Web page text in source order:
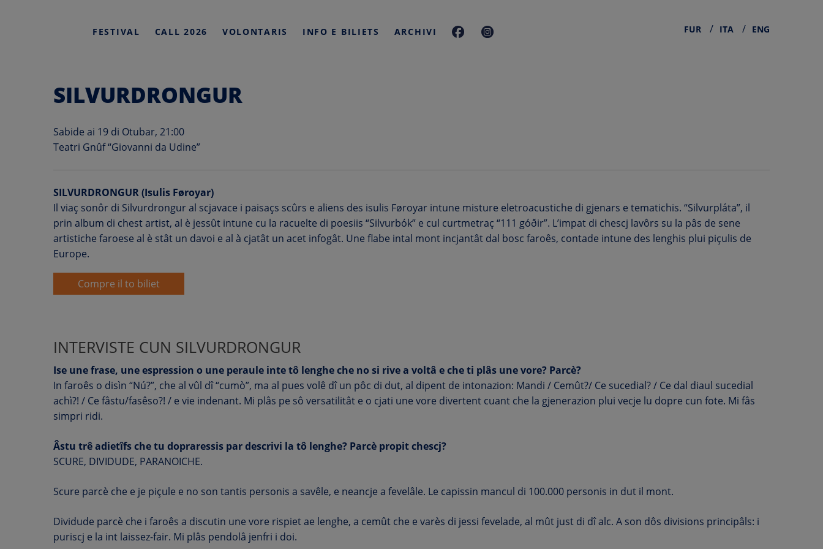
HOME
FESTIVAL CALL 2026 VOLONTARIS INFO E BILIETS ARCHIVI FUR ITA ENG
SILVURDRONGUR
Sabide ai 19 di Otubar, 21:00
Teatri Gnûf “Giovanni da Udine”
SILVURDRONGUR (Isulis Føroyar)
Il viaç sonôr di Silvurdrongur al scjavace i paisaçs scûrs e aliens des isulis Føroyar intune misture eletroacustiche di gjenars e tematichis. “Silvurpláta”, il
prin album di chest artist, al è jessût intune cu la racuelte di poesiis “Silvurbók” e cul curtmetraç “111 góðir”. L’impat di chescj lavôrs su la pâs de sene
artistiche faroese al è stât un davoi e al à cjatât un acet infogât. Une flabe intal mont incjantât dal bosc faroês, contade intune des lenghis plui piçulis de
Europe.
Compre il to biliet
INTERVISTE CUN SILVURDRONGUR
Ise une frase, une espression o une peraule inte tô lenghe che no si rive a voltâ e che ti plâs une vore? Parcè?
In faroês o disìn “Nú?”, che al vûl dî “cumò”, ma al pues volê dî un pôc di dut, al dipent de intonazion: Mandi / Cemût?/ Ce sucedial? / Ce dal diaul sucedial
achì?! / Ce fâstu/fasêso?! / e vie indenant. Mi plâs pe sô versatilitât e o cjati une vore divertent cuant che la gjenerazion plui vecje lu dopre cun fote. Mi fâs
simpri ridi.
Âstu trê adietîfs che tu dopraressis par descrivi la tô lenghe? Parcè propit chescj?
SCURE, DIVIDUDE, PARANOICHE.
Scure parcè che e je piçule e no son tantis personis a savêle, e neancje a fevelâle. Le capissin mancul di 100.000 personis in dut il mont.
Dividude parcè che i faroês a discutin une vore rispiet ae lenghe, a cemût che e varès di jessi fevelade, al mût just di dî alc. A son dôs divisions principâls: i
puriscj e la int laissez-fair. Mi plâs pendolâ jenfri i doi.